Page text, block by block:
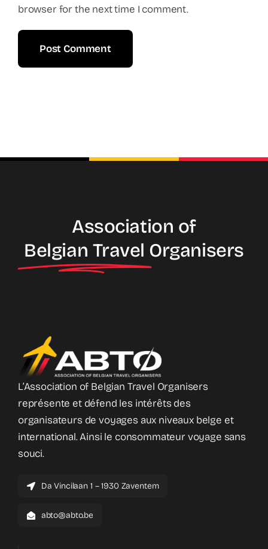
browser for the next time I comment.
Association of
Belgian Travel Organisers
L’Association of Belgian Travel Organisers
représente et défend les intérêts des
organisateurs de voyages aux niveaux belge et
international. Ainsi le consommateur voyage sans
souci.
Da Vincilaan 1 – 1930 Zaventem
abto@abto.be